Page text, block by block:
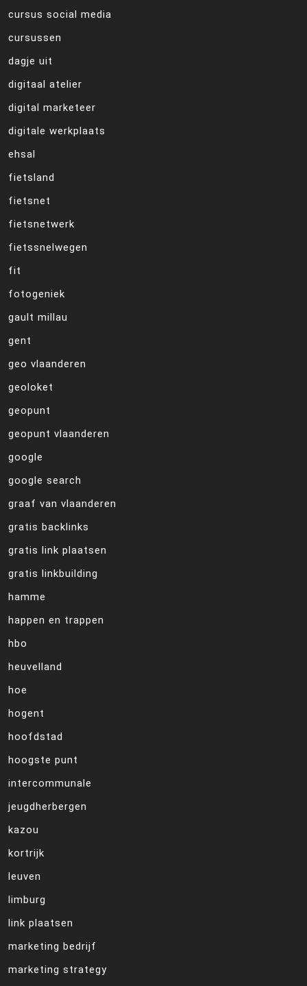
cursus social media
cursussen
dagje uit
digitaal atelier
digital marketeer
digitale werkplaats
ehsal
fietsland
fietsnet
fietsnetwerk
fietssnelwegen
fit
fotogeniek
gault millau
gent
geo vlaanderen
geoloket
geopunt
geopunt vlaanderen
google
google search
graaf van vlaanderen
gratis backlinks
gratis link plaatsen
gratis linkbuilding
hamme
happen en trappen
hbo
heuvelland
hoe
hogent
hoofdstad
hoogste punt
intercommunale
jeugdherbergen
kazou
kortrijk
leuven
limburg
link plaatsen
marketing bedrijf
marketing strategy